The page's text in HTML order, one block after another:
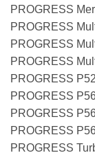
PROGRESS
PROGRESS
PROGRESS
PROGRESS
PROGRESS
PROGRESS
PROGRESS
PROGRESS
PROGRESS